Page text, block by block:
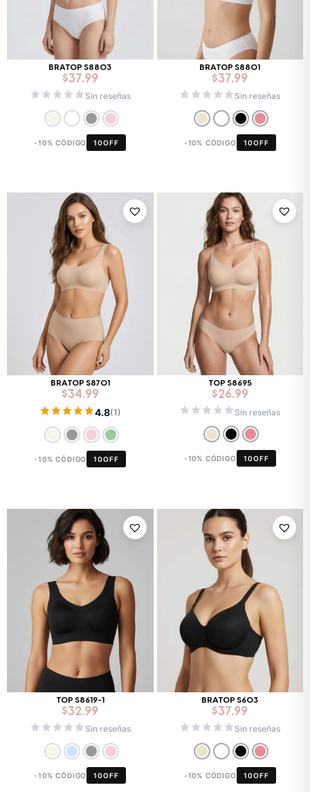
BRATOP S8803
$37.99
Sin reseñas
-10% CÓDIGO 10OFF
BRATOP S8801
$37.99
Sin reseñas
-10% CÓDIGO 10OFF
BRATOP S8701
$34.99
4.8(1)
-10% CÓDIGO 10OFF
TOP S8695
$26.99
Sin reseñas
-10% CÓDIGO 10OFF
TOP S8619-1
$32.99
Sin reseñas
-10% CÓDIGO 10OFF
BRATOP S603
$37.99
Sin reseñas
-10% CÓDIGO 10OFF